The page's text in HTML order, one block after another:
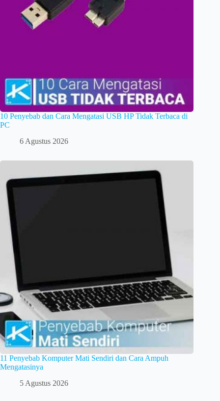
10 Penyebab dan Cara Mengatasi USB HP Tidak Terbaca di
PC
6 Agustus 2026
11 Penyebab Komputer Mati Sendiri dan Cara Ampuh
Mengatasinya
5 Agustus 2026